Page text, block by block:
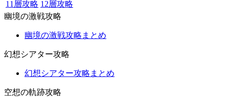
11層攻略 12層攻略
幽境の激戦攻略
幽境の激戦攻略まとめ
幻想シアター攻略
幻想シアター攻略まとめ
空想の軌跡攻略